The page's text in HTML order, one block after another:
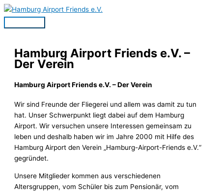
Zum
Inhalt
springenHauptmenü
Hamburg Airport Friends e.V. –
Der Verein
Hamburg Airport Friends e.V. – Der Verein
Wir sind Freunde der Fliegerei und allem was damit zu tun
hat. Unser Schwerpunkt liegt dabei auf dem Hamburg
Airport. Wir versuchen unsere Interessen gemeinsam zu
leben und deshalb haben wir im Jahre 2000 mit Hilfe des
Hamburg Airport den Verein „Hamburg-Airport-Friends e.V.“
gegründet.
Unsere Mitglieder kommen aus verschiedenen
Altersgruppen, vom Schüler bis zum Pensionär, vom